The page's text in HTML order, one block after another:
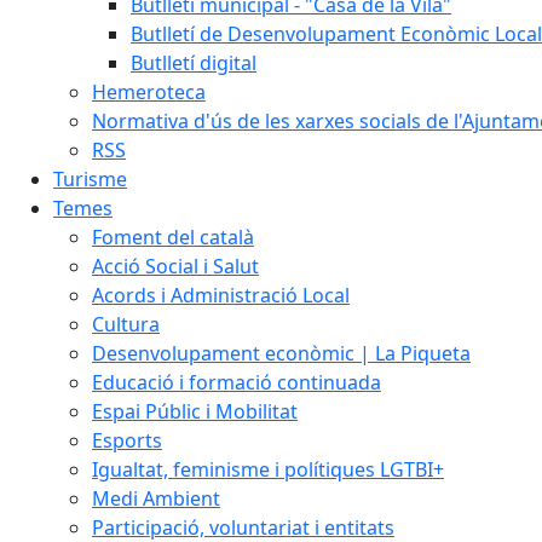
Butlletí de Desenvolupament Econòmic Local
Butlletí digital
Hemeroteca
Normativa d'ús de les xarxes socials de
RSS
Turisme
Temes
Foment del català
Acció Social i Salut
Acords i Administració Local
Cultura
Desenvolupament econòmic | La Piqueta
Educació i formació continuada
Espai Públic i Mobilitat
Esports
Igualtat, feminisme i polítiques LGTBI+
Medi Ambient
Participació, voluntariat i entitats